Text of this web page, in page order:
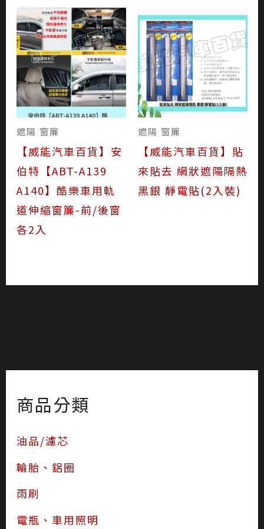
商品分類
油品/濾芯
輪胎、鋁圈
雨刷
電瓶、車用照明
遮陽 窗簾
【威能汽車百貨】安
伯特【ABT-A139
A140】酷樂車用軌
道伸縮窗簾-前/後窗
各2入
遮陽 窗簾
【威能汽車百貨】貼
來貼去 網狀遮陽隔熱
黑銀 靜電貼(2入裝)